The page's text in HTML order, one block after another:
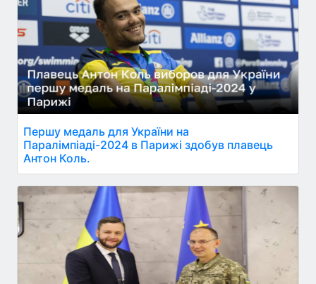
Першу медаль для України на
Паралімпіаді-2024 в Парижі здобув плавець
Антон Коль.